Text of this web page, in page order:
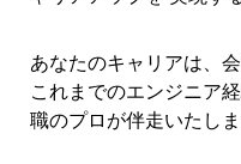
あなたのキャリアは、
これまでのエンジニア
職のプロが伴走いたしま